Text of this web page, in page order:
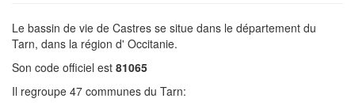
Le bassin de vie de Castres se situe dans le département du
Tarn, dans la région d' Occitanie.
Son code officiel est 81065
Il regroupe 47 communes du Tarn: